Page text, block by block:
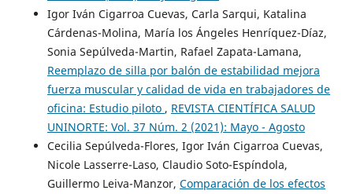
Igor Iván Cigarroa Cuevas, Carla Sarqui, Katalina
Cárdenas-Molina, María los Ángeles Henríquez-Díaz,
Sonia Sepúlveda-Martin, Rafael Zapata-Lamana,
Reemplazo de silla por balón de estabilidad mejora
fuerza muscular y calidad de vida en trabajadores de
oficina: Estudio piloto , REVISTA CIENTÍFICA SALUD
UNINORTE: Vol. 37 Núm. 2 (2021): Mayo - Agosto
Cecilia Sepúlveda-Flores, Igor Iván Cigarroa Cuevas,
Nicole Lasserre-Laso, Claudio Soto-Espíndola,
Guillermo Leiva-Manzor, Comparación de los efectos